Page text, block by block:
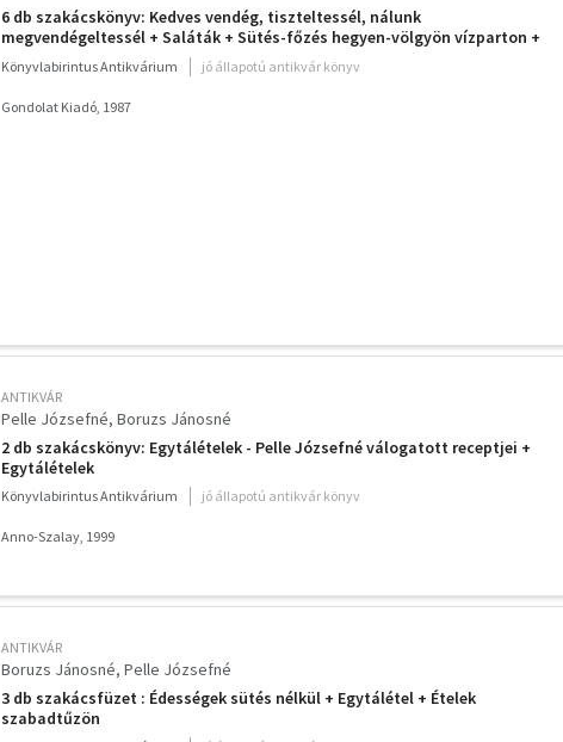
6 db szakácskönyv: Kedves vendég, tiszteltessél, nálunk
megvendégeltessél + Saláták + Sütés-főzés hegyen-völgyön vízparton +
Unokáinknak ajánljuk + Sütemények és édességek + Régi ételek új ízekkel
Könyvlabirintus Antikvárium jó állapotú antikvár könyv
Gondolat Kiadó, 1987
ANTIKVÁR
Pelle Józsefné Boruzs Jánosné
2 db szakácskönyv: Egytálételek - Pelle Józsefné válogatott receptjei +
Egytálételek
Könyvlabirintus Antikvárium jó állapotú antikvár könyv
Anno-Szalay, 1999
ANTIKVÁR
Boruzs Jánosné Pelle Józsefné
3 db szakácsfüzet : Édességek sütés nélkül + Egytálétel + Ételek
szabadtűzön